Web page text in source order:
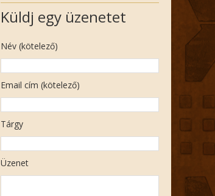
Küldj egy üzenetet
Név (kötelező)
Email cím (kötelező)
Tárgy
Üzenet